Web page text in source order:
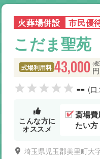
火葬場併設 市民優
こだま聖苑
式場利用料 (
43,000
-- (口
こんな方に
オススメ
斎場費
たい方
埼玉県児玉郡美里町大